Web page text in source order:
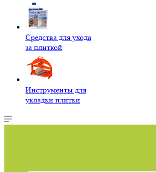
Средства для ухода
за плиткой
Инструменты для
укладки плитки